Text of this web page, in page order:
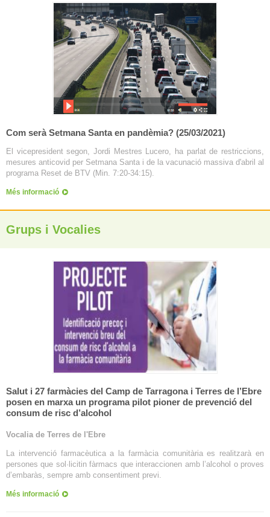
Com serà Setmana Santa en pandèmia? (25/03/2021)
El vicepresident segon, Jordi Mestres Lucero, ha parlat de restriccions,
mesures anticovid per Setmana Santa i de la vacunació massiva d'abril al
programa Reset de BTV (Min. 7:20-34:15).
Més informació
Grups i Vocalies
Salut i 27 farmàcies del Camp de Tarragona i Terres de l’Ebre
posen en marxa un programa pilot pioner de prevenció del
consum de risc d’alcohol
Vocalia de Terres de l'Ebre
La intervenció farmacèutica a la farmàcia comunitària es realitzarà en
persones que sol·licitin fàrmacs que interaccionen amb l’alcohol o proves
d’embaràs, sempre amb consentiment previ.
Més informació